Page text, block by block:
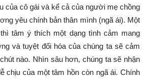
của cô gái và kể cả của người mẹ chồng
yêu chính bản thân mình (ngã ái). Một
tâm ý thích một dạng tình cảm mang
và tuyệt đối hóa của chúng ta sẽ cảm
nào. Nhìn sâu hơn, chúng ta sẽ nhận
chịu của một tâm hồn còn ngã ái. Chính